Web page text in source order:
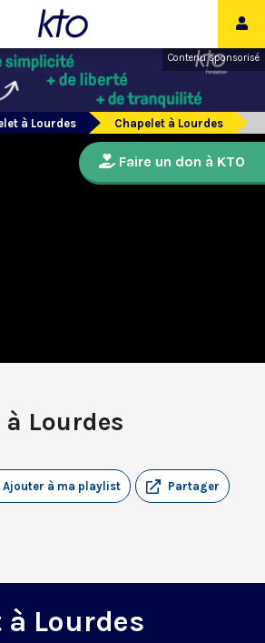
Contenu sponsorisé
à Lourdes Chapelet à Lourdes
Lourdes
Partager
Ajouter à ma playlist
à Lourdes
Faire un don à KTO